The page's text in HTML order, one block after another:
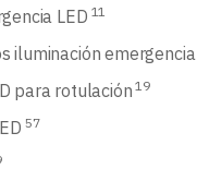
LED 11
iluminación emergencia
para rotulación 19
57